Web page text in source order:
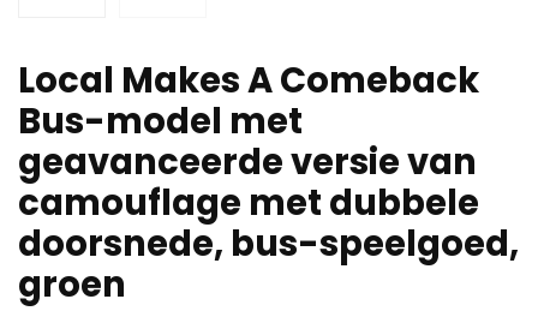
Local Makes A Comeback
Bus-model met
geavanceerde versie van
camouflage met dubbele
doorsnede, bus-speelgoed,
groen